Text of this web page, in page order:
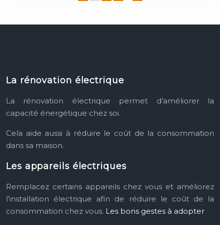
La rénovation électrique
La rénovation électrique permet d’améliorer la
capacité énergétique chez soi.
Cela aide aussi à réduire le coût de la consommation
dans sa maison.
Les appareils électriques
Remplacez certains appareils chez vous et améliorez
l’installation électrique afin de réduire le coût de la
consommation chez vous. Les bons gestes à adopter